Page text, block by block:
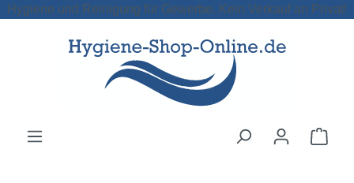
Zum Hauptinhalt springen
Hygiene und Reinigung für Gewerbe. Kein Verkauf an Privat!